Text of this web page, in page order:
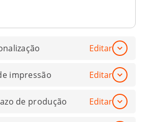
Editar
impressão Editar
de produção Editar